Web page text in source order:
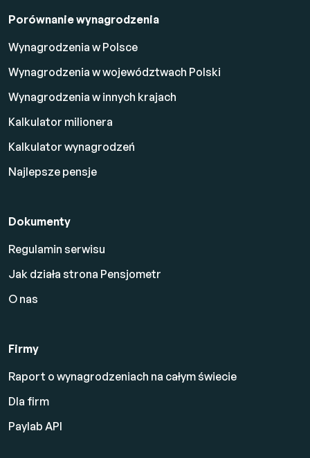
Porównanie wynagrodzenia
Wynagrodzenia w Polsce
Wynagrodzenia w województwach Polski
Wynagrodzenia w innych krajach
Kalkulator milionera
Kalkulator wynagrodzeń
Najlepsze pensje
Dokumenty
Regulamin serwisu
Jak działa strona Pensjometr
O nas
Firmy
Raport o wynagrodzeniach na całym świecie
Dla firm
Paylab API